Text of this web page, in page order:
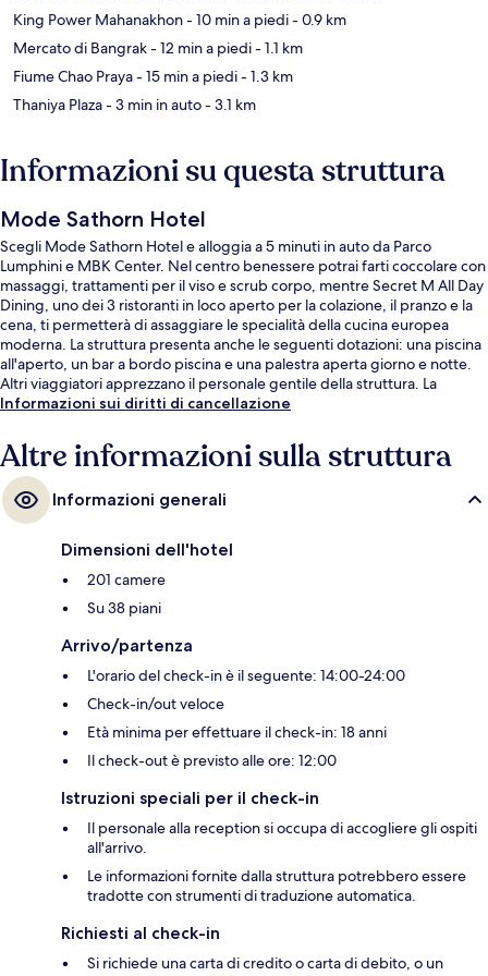
King Power Mahanakhon- 10 min a piedi- 0.9 km
Mercato di Bangrak- 12 min a piedi- 1.1 km
Fiume Chao Praya- 15 min a piedi- 1.3 km
Thaniya Plaza- 3 min in auto- 3.1 km
Informazioni su questa struttura
Mode Sathorn Hotel
Scegli Mode Sathorn Hotel e alloggia a 5 minuti in auto da Parco
Lumphini e MBK Center. Nel centro benessere potrai farti coccolare con
massaggi, trattamenti per il viso e scrub corpo, mentre Secret M All Day
Dining, uno dei 3 ristoranti in loco aperto per la colazione, il pranzo e la
cena, ti permetterà di assaggiare le specialità della cucina europea
moderna. La struttura presenta anche le seguenti dotazioni: una piscina
all'aperto, un bar a bordo piscina e una palestra aperta giorno e notte.
Altri viaggiatori apprezzano il personale gentile della struttura. La
struttura è una comoda base per spostarsi con i mezzi pubblici: Stazione
Informazioni sui diritti di cancellazione
Altre informazioni sulla struttura
Informazioni generali
Dimensioni dell'hotel
201 camere
Su 38 piani
Arrivo/partenza
L'orario del check-in è il seguente: 14:00-24:00
Check-in/out veloce
Età minima per effettuare il check-in: 18 anni
Il check-out è previsto alle ore: 12:00
Istruzioni speciali per il check-in
Il personale alla reception si occupa di accogliere gli ospiti
all'arrivo.
Le informazioni fornite dalla struttura potrebbero essere
tradotte con strumenti di traduzione automatica.
Richiesti al check-in
Si richiede una carta di credito o carta di debito, o un